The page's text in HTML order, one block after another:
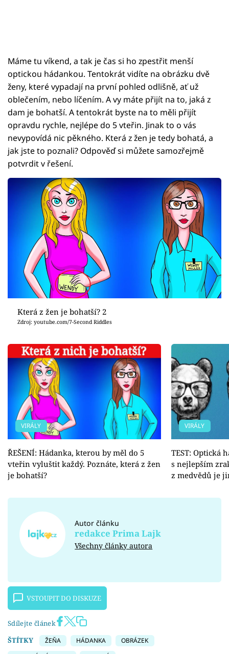
Máme tu víkend, a tak je čas si ho zpestřit menší
optickou hádankou. Tentokrát vidíte na obrázku dvě
ženy, které vypadají na první pohled odlišně, ať už
oblečením, nebo líčením. A vy máte přijít na to, jaká z
dam je bohatší. A tentokrát byste na to měli přijít
opravdu rychle, nejlépe do 5 vteřin. Jinak to o vás
nevypovídá nic pěkného. Která z žen je tedy bohatá, a
jak jste to poznali? Odpověď si můžete samozřejmě
potvrdit v řešení.
Která z žen je bohatší? 2
Zdroj: youtube.com/7-Second Riddles
VIRÁLY
ŘEŠENÍ: Hádanka, kterou by měl do 5
vteřin vyluštit každý. Poznáte, která z žen
je bohatší?
VIRÁLY
TEST: Optická
s nejlepším
z medvědů je
Autor článku
redakce Prima Lajk
Všechny články autora
VSTOUPIT DO DISKUZE
Sdílejte článek
ŠTÍTKY
ŽEŇA HÁDANKA
OBRÁZEK